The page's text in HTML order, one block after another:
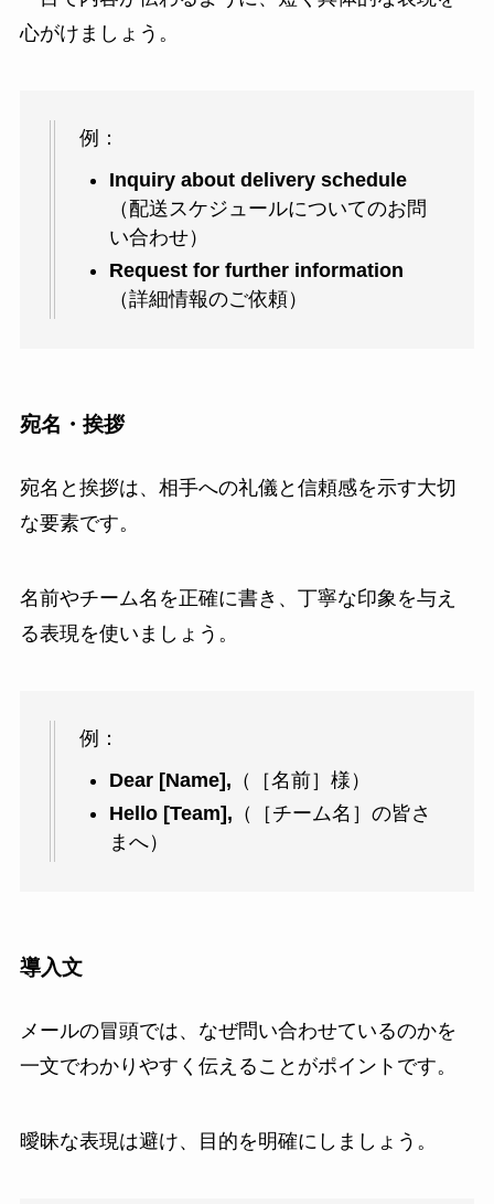
心がけましょう。
例：
Inquiry about delivery schedule
（配送スケジュールについてのお問
い合わせ）
Request for further information
（詳細情報のご依頼）
宛名・挨拶
宛名と挨拶は、相手への礼儀と信頼感を示す大切
な要素です。
名前やチーム名を正確に書き、丁寧な印象を与え
る表現を使いましょう。
例：
Dear [Name], （［名前］様）
Hello [Team], （［チーム名］の皆さ
まへ）
導入文
メールの冒頭では、なぜ問い合わせているのかを
一文でわかりやすく伝えることがポイントです。
曖昧な表現は避け、目的を明確にしましょう。